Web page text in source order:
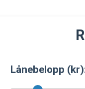
Lånebelopp